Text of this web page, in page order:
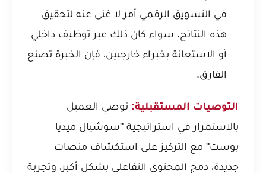
في التسويق الرقمي أمر لا غنى عنه لتحقيق
هذه النتائج. سواء كان ذلك عبر توظيف داخلي
أو الاستعانة بخبراء خارجيين، فإن الخبرة تصنع
الفارق.
التوصيات المستقبلية: نوصي العميل
بالاستمرار في استراتيجية "سوشيال ميديا
بوست" مع التركيز على استكشاف منصات
جديدة، دمج المحتوى التفاعلي بشكل أكبر، وتجربة